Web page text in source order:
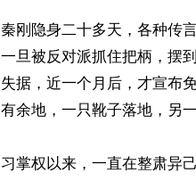
秦刚隐身二十多天，各种传
一旦被反对派抓住把柄，摆
失据，近一个月后，才宣布
有余地，一只靴子落地，另
习掌权以来，一直在整肃异